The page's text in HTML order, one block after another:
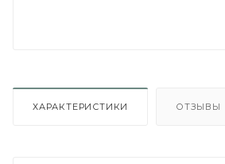
ХАРАКТЕРИСТИКИ ОТЗЫВЫ